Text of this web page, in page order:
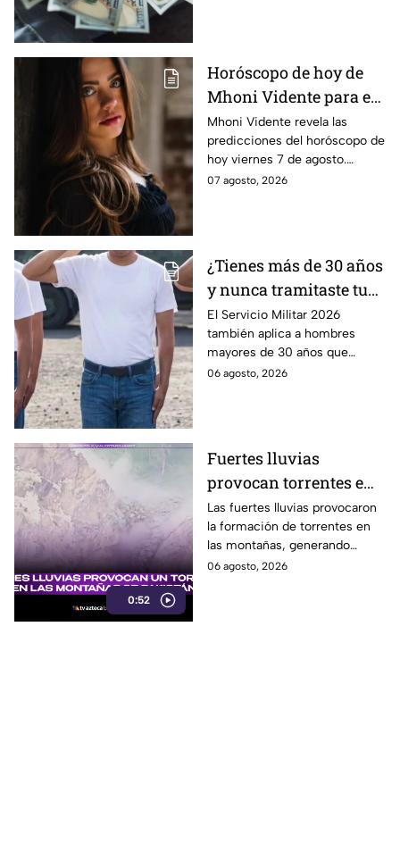
Horóscopo de hoy de
Mhoni Vidente para el
viernes 7 de agosto
¡Siente!
Mhoni Vidente revela las
predicciones del horóscopo de
hoy viernes 7 de agosto.
Descubre qué le espera a cada
07 agosto, 2026
¿Tienes más de 30 años
y nunca tramitaste tu
cartilla militar? Te
pueden llamar para
hacer servicio en Baja
California
El Servicio Militar 2026
también aplica a hombres
mayores de 30 años que
nunca tramitaron su cartilla. Te
06 agosto, 2026
0:52
Fuertes lluvias
provocan torrentes e
inundaciones en una
región montañosa
Las fuertes lluvias provocaron
la formación de torrentes en
las montañas, generando
inundaciones y afectaciones
06 agosto, 2026